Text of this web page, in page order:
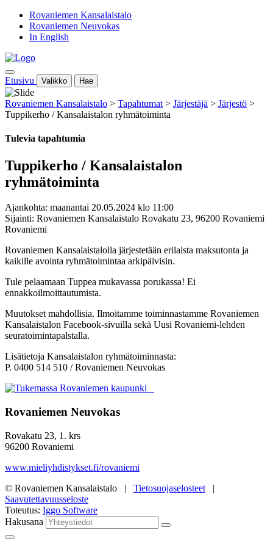
Rovaniemen Kansalaistalo
Rovaniemen Neuvokas
In English
Etusivu Valikko Hae
Rovaniemen Kansalaistalo > Tapahtumat > Järjestäjä > Järjestö >
Tuppikerho / Kansalaistalon ryhmätoiminta
Tulevia tapahtumia
Tuppikerho / Kansalaistalon
ryhmätoiminta
Ajankohta: maanantai 20.05.2024 klo 11:00
Sijainti: Rovaniemen Kansalaistalo Rovakatu 23, 96200 Rovaniemi
Rovaniemi
Rovaniemen Kansalaistalolla järjestetään erilaista maksutonta ja
kaikille avointa ryhmätoimintaa arkipäivisin.
Tule pelaamaan Tuppea mukavassa porukassa! Ei
ennakkoilmoittautumista.
Muutokset mahdollisia. Ilmoitamme toiminnastamme Rovaniemen
Kansalaistalon Facebook-sivuilla sekä Uusi Rovaniemi-lehden
seuratoimintapalstalla.
Lisätietoja Kansalaistalon ryhmätoiminnasta:
P. 0400 514 510 / Rovaniemen Neuvokas
Rovaniemen Neuvokas
Rovakatu 23, 1. krs
96200 Rovaniemi
www.mieliyhdistykset.fi/rovaniemi
© Rovaniemen Kansalaistalo | Tietosuojaselosteet |
Saavutettavuusseloste
Toteutus: Iggo Software
Hakusana